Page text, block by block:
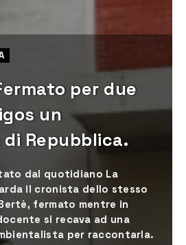
per due
un
Repubblica.
dal quotidiano La
il cronista dello stesso
fermato mentre in
si recava ad una
per raccontarla.